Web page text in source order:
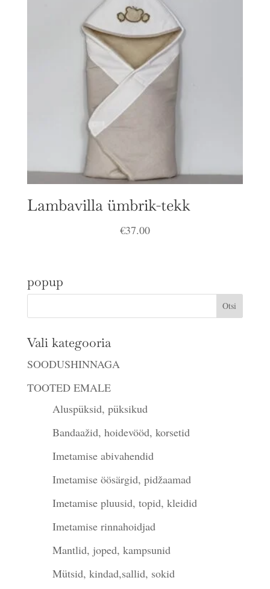
Lambavilla ümbrik-tekk
€37.00
popup
Vali kategooria
SOODUSHINNAGA
TOOTED EMALE
Aluspüksid, püksikud
Bandaažid, hoidevööd, korsetid
Imetamise abivahendid
Imetamise öösärgid, pidžaamad
Imetamise pluusid, topid, kleidid
Imetamise rinnahoidjad
Mantlid, joped, kampsunid
Mütsid, kindad,sallid, sokid